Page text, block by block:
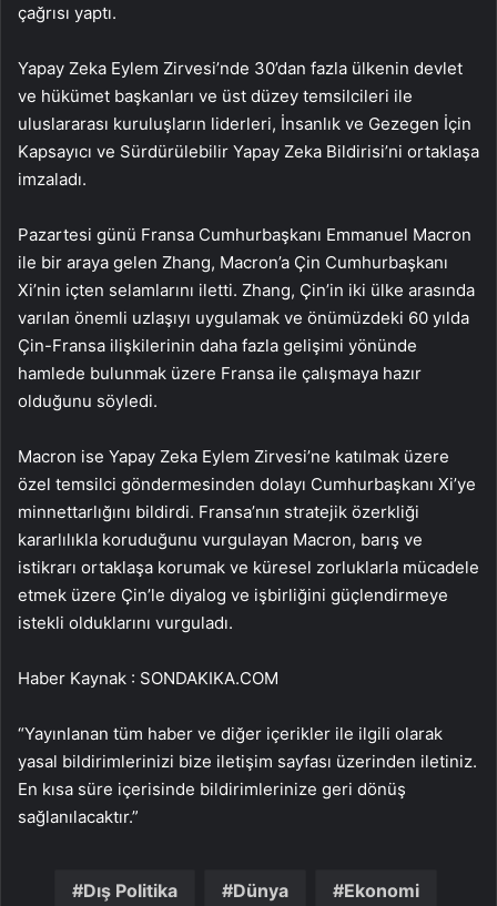
çağrısı yaptı.
Yapay Zeka Eylem Zirvesi’nde 30’dan fazla ülkenin devlet
ve hükümet başkanları ve üst düzey temsilcileri ile
uluslararası kuruluşların liderleri, İnsanlık ve Gezegen İçin
Kapsayıcı ve Sürdürülebilir Yapay Zeka Bildirisi’ni ortaklaşa
imzaladı.
Pazartesi günü Fransa Cumhurbaşkanı Emmanuel Macron
ile bir araya gelen Zhang, Macron’a Çin Cumhurbaşkanı
Xi’nin içten selamlarını iletti. Zhang, Çin’in iki ülke arasında
varılan önemli uzlaşıyı uygulamak ve önümüzdeki 60 yılda
Çin-Fransa ilişkilerinin daha fazla gelişimi yönünde
hamlede bulunmak üzere Fransa ile çalışmaya hazır
olduğunu söyledi.
Macron ise Yapay Zeka Eylem Zirvesi’ne katılmak üzere
özel temsilci göndermesinden dolayı Cumhurbaşkanı Xi’ye
minnettarlığını bildirdi. Fransa’nın stratejik özerkliği
kararlılıkla koruduğunu vurgulayan Macron, barış ve
istikrarı ortaklaşa korumak ve küresel zorluklarla mücadele
etmek üzere Çin’le diyalog ve işbirliğini güçlendirmeye
istekli olduklarını vurguladı.
Haber Kaynak : SONDAKIKA.COM
“Yayınlanan tüm haber ve diğer içerikler ile ilgili olarak
yasal bildirimlerinizi bize iletişim sayfası üzerinden iletiniz.
En kısa süre içerisinde bildirimlerinize geri dönüş
sağlanılacaktır.”
Dış Politika Dünya Ekonomi